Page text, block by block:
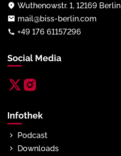
Wuthenowstr. 1, 12169 Berlin
mail@biss-berlin.com
+49 176 61157296
Social Media
 
Infothek
Podcast
Downloads